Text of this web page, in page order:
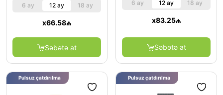
6 ay 12 ay 18 ay
x66.58₼
Səbətə at
6 ay 12 ay 18 ay
x83.25₼
Səbətə at
Pulsuz çatdırılma Pulsuz çatdırılma